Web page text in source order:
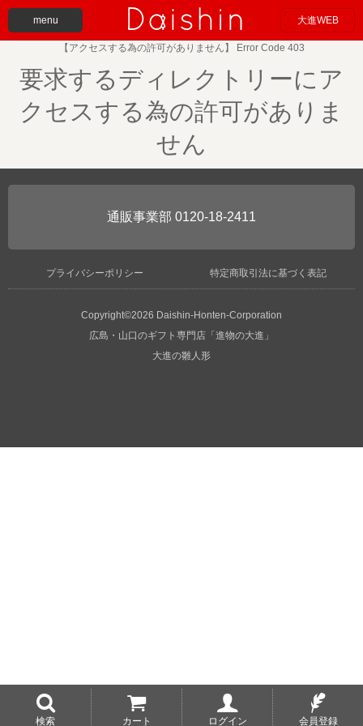
menu 大進WEB
検索 カート ログイン 会員登録
【アクセスする為の許可がありません】 Error Code 403
要求するディレクトリーにア
クセスする為の許可がありま
せん
0120-18-2411
プライバシーポリシー 特定商取引法に基づく表記
Copyright©2026 Daishin-Honten-Corporation
広島・山口のギフト専門店「進物の大進」
大進の雛人形